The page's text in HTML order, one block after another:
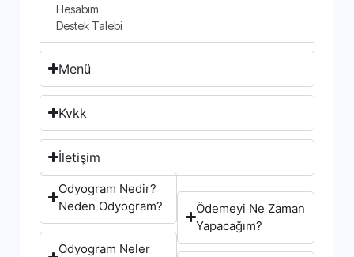
Hesabım
Destek Talebi
Menü
Kvkk
İletişim
Odyogram Nedir?
Neden Odyogram?
Odyogram Neler
Ödemeyi Ne Zaman
Yapacağım?